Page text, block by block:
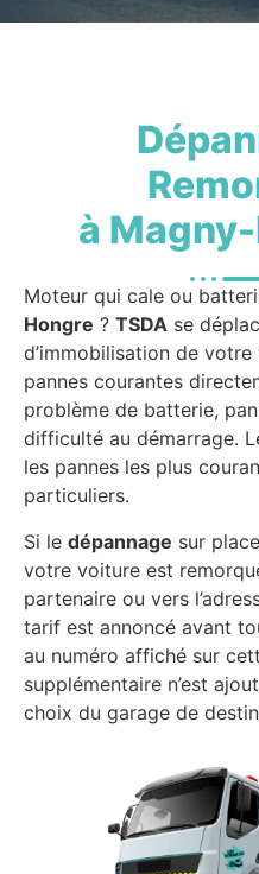
à
Moteur qui cale ou
Hongre ? TSDA se
d’immobilisation de
pannes courantes
problème de batterie,
difficulté au démarrage.
les pannes les plus
particuliers.
Si le dépannage sur
votre voiture est
partenaire ou vers
tarif est annoncé avant
au numéro affiché sur
supplémentaire n’est
choix du garage de